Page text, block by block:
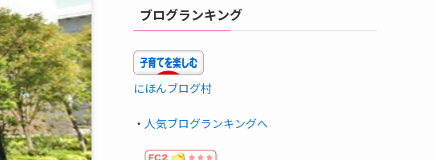
ブログランキング
にほんブログ村
・ 人気ブログランキングへ